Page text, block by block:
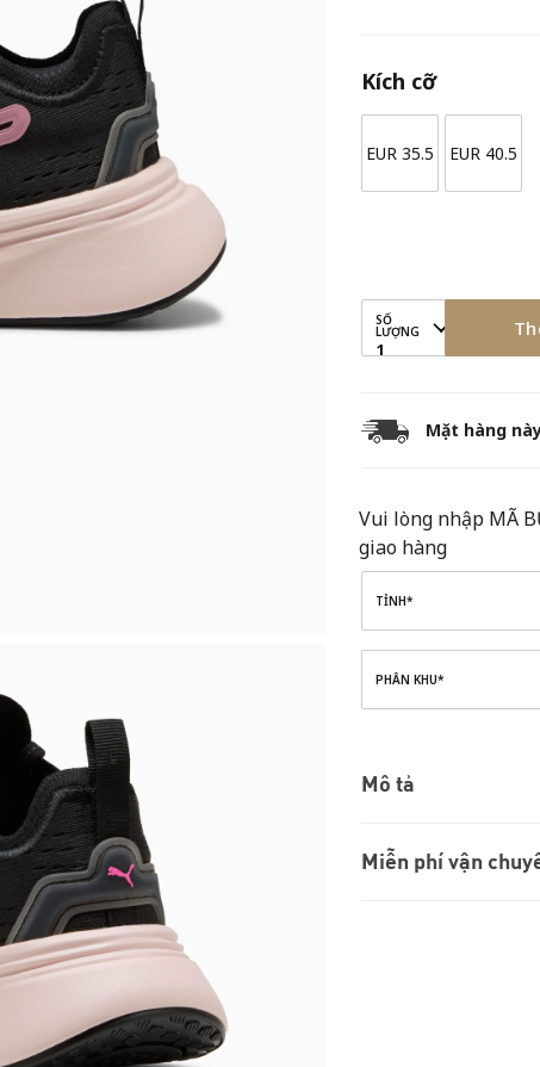
Kích cỡ
EUR 35.5 EUR 40.5
SỐ
LƯỢNG
1
Mặt hàng
Vui lòng nhập MÃ
giao hàng
TỈNH*
PHÂN KHU*
Mô tả
Miễn phí vận